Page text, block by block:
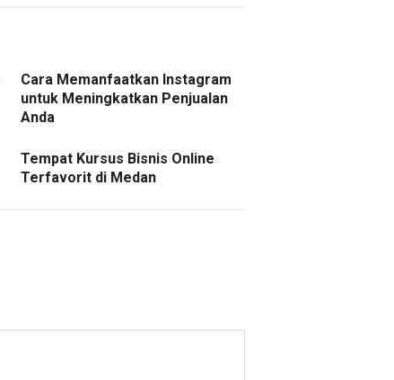
Cara Memanfaatkan Instagram
untuk Meningkatkan Penjualan
Anda
Tempat Kursus Bisnis Online
Terfavorit di Medan